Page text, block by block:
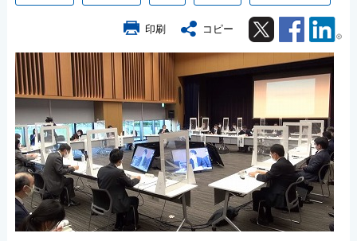
印刷 コピー Twitter Facebook